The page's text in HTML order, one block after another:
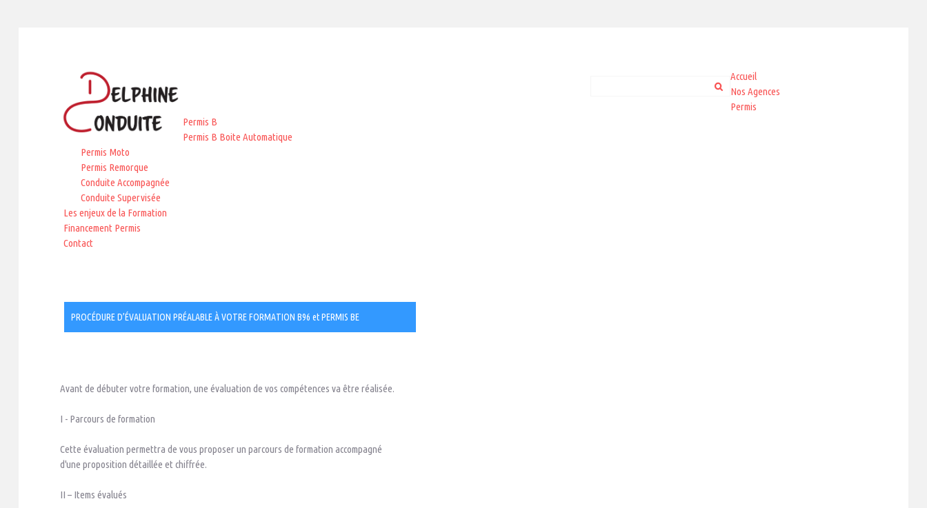
Accueil
Nos Agences
Permis
Permis B
Permis B Boite Automatique
Permis Moto
Permis Remorque
Conduite Accompagnée
Conduite Supervisée
Les enjeux de la Formation
Financement Permis
Contact
PROCÉDURE D’ÉVALUATION PRÉALABLE À VOTRE FORMATION B96 et PERMIS BE
Avant de débuter votre formation, une évaluation de vos compétences va être réalisée.
I - Parcours de formation
Cette évaluation permettra de vous proposer un parcours de formation accompagné
d'une proposition détaillée et chiffrée.
II – Items évalués